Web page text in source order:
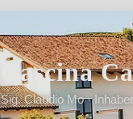
Cascina
Sig. Claudio Mo · Inhaber